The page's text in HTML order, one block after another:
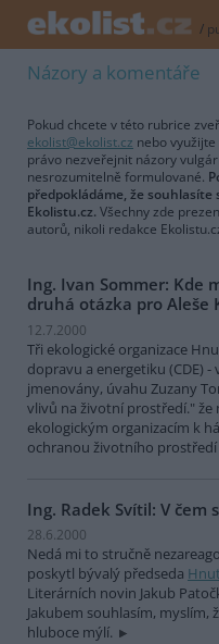
/
Názory a komentáře
Pokud chcete v této rubrice
ekolist@ekolist.cz nebo
právo nezveřejnit názory
nesrozumitelně formulované.
předpokládáme, že
Ekolistu.cz. Všechny zde
autorů, nikoli redakce
Ing. Ivan Sommer: Kde
druhá otázka pro Aleše
12.7.2000
Tři ekologické organizace
dopravu a energetiku (CDE)
jmenovány, úvahu Zuzany
vlivů na životní prostředí."
ekologickým organizacím k
ochranou životního prostředí
Ing. Radek Svítil: V čem
28.6.2000
Nedá mi to stručně
poskytl bývalý předseda
Literárních novin Jakub
Jakubem souhlasím, myslím,
hluboce mýlí.